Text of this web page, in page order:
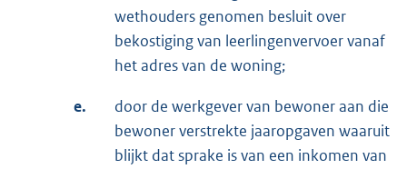
wethouders genomen besluit over
bekostiging van leerlingenvervoer vanaf
het adres van de woning;
e.
door de werkgever van bewoner aan die
bewoner verstrekte jaaropgaven waaruit
blijkt dat sprake is van een inkomen van